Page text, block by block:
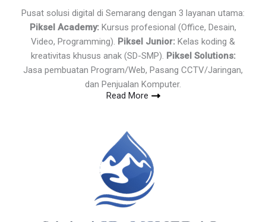
Pusat solusi digital di Semarang dengan 3 layanan utama:
Piksel Academy: Kursus profesional (Office, Desain,
Video, Programming). Piksel Junior: Kelas koding &
kreativitas khusus anak (SD-SMP). Piksel Solutions:
Jasa pembuatan Program/Web, Pasang CCTV/Jaringan,
dan Penjualan Komputer.
Read More